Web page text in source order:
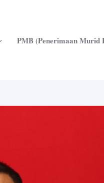
PMB (Penerimaan Murid